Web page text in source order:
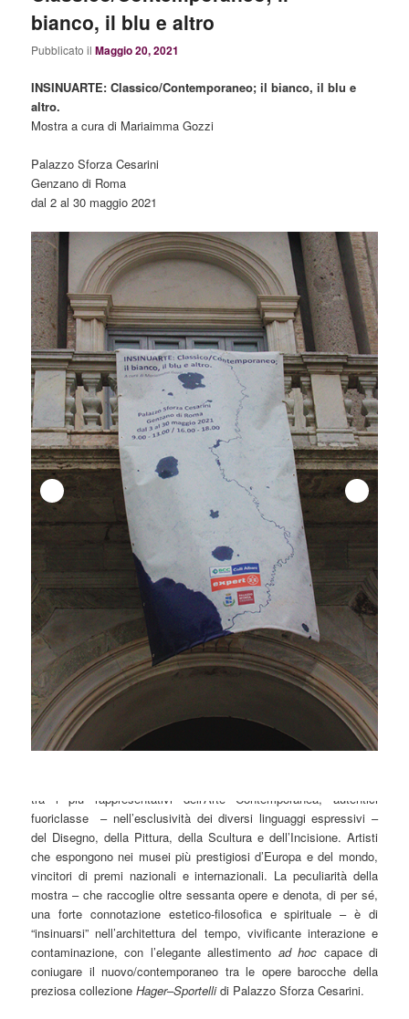
bianco, il blu e altro
Pubblicato ilMaggio 20, 2021
INSINUARTE: Classico/Contemporaneo; il bianco, il blu e
altro.
Mostra a cura di Mariaimma Gozzi
Palazzo Sforza Cesarini
Genzano di Roma
dal 2 al 30 maggio 2021
tra i più rappresentativi dell’Arte Contemporanea, autentici
fuoriclasse – nell’esclusività dei diversi linguaggi espressivi –
del Disegno, della Pittura, della Scultura e dell’Incisione. Artisti
che espongono nei musei più prestigiosi d’Europa e del mondo,
vincitori di premi nazionali e internazionali. La peculiarità della
mostra – che raccoglie oltre sessanta opere e denota, di per sé,
una forte connotazione estetico-filosofica e spirituale – è di
“insinuarsi” nell’architettura del tempo, vivificante interazione e
contaminazione, con l’elegante allestimento ad hoc capace di
coniugare il nuovo/contemporaneo tra le opere barocche della
preziosa collezioneHager–Sportellidi Palazzo Sforza Cesarini.